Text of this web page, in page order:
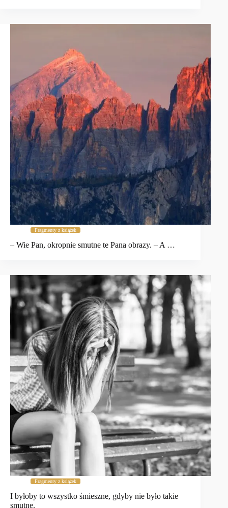
Fragmenty z książek
– Wie Pan, okropnie smutne te Pana obrazy. – A …
Fragmenty z książek
I byłoby to wszystko śmieszne, gdyby nie było takie
smutne.